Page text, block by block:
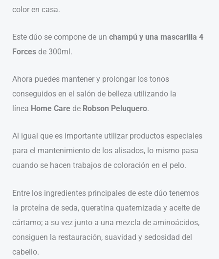
color en casa.
Este dúo se compone de un champú y una mascarilla 4
Forces de 300ml.
Ahora puedes mantener y prolongar los tonos
conseguidos en el salón de belleza utilizando la
línea Home Care de Robson Peluquero.
Al igual que es importante utilizar productos especiales
para el mantenimiento de los alisados, lo mismo pasa
cuando se hacen trabajos de coloración en el pelo.
Entre los ingredientes principales de este dúo tenemos
la proteína de seda, queratina quaternizada y aceite de
cártamo; a su vez junto a una mezcla de aminoácidos,
consiguen la restauración, suavidad y sedosidad del
cabello.